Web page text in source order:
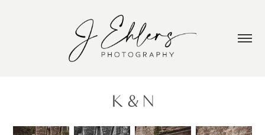
K & N